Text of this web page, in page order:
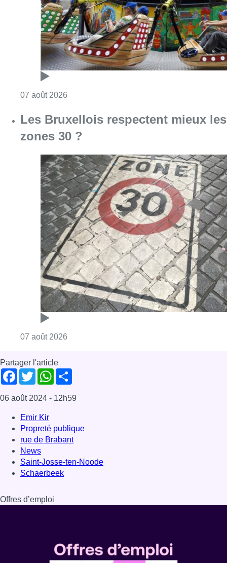
07 août 2026
Les Bruxellois respectent mieux les
zones 30 ?
07 août 2026
Partager l'article
Facebook
TwitterWhatsApp
06 août 2024 - 12h59
Emir Kir
Propreté publique
rue de Brabant
News
Saint-Josse-ten-Noode
Schaerbeek
Offres d’emploi